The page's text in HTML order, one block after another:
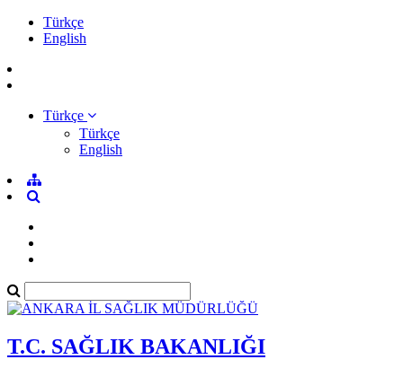
Türkçe
English
Türkçe
Türkçe
English
T.C. SAĞLIK BAKANLIĞI